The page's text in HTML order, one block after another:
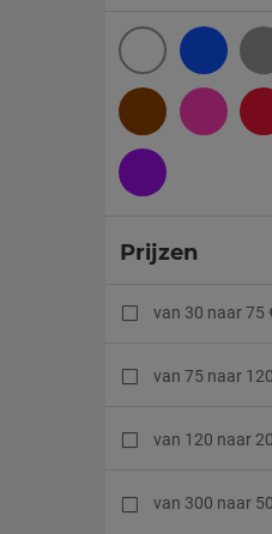
BERYL ROSE(1)
BERYL(S) (1)
KALCEDOINE(S)
Prijzen
van 30 naar 75
van 75 naar
van 120 naar
van 300 naar